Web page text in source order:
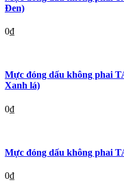
Đen)
0₫
Mực đóng dấu không phai
Xanh lá)
0₫
Mực đóng dấu không phai
0₫